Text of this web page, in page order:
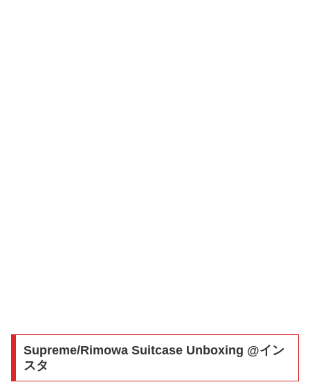
Supreme/Rimowa Suitcase Unboxing @イン
スタ